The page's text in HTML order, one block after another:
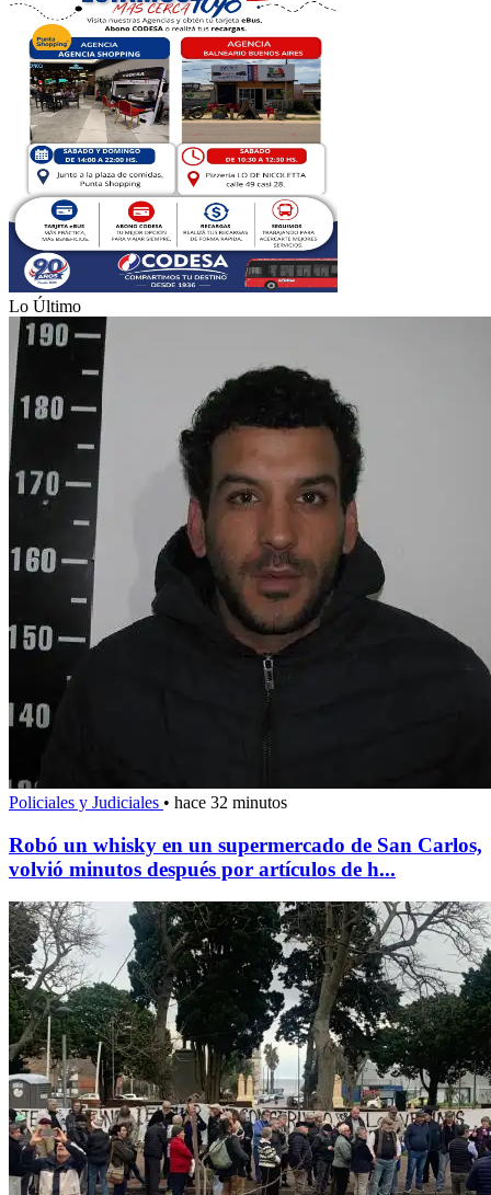
Lo Último
Policiales y Judiciales • hace 32 minutos
Robó un whisky en un supermercado de San Carlos,
volvió minutos después por artículos de h...